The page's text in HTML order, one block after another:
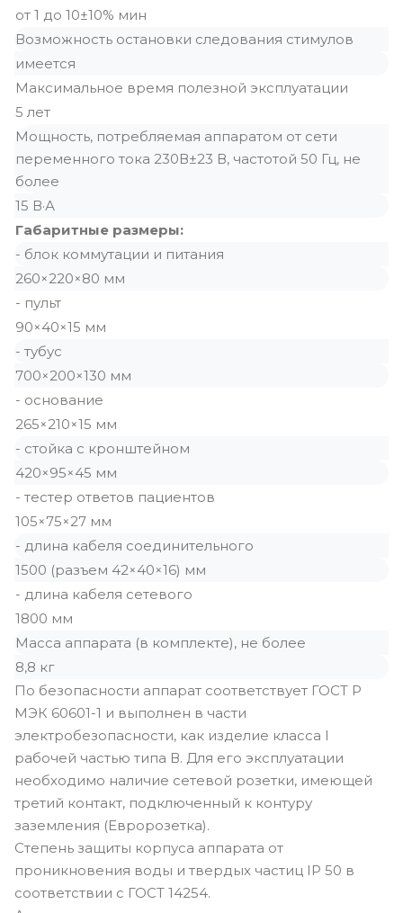
от 1 до 10±10% мин
Возможность остановки следования стимулов
имеется
Максимальное время полезной эксплуатации
5 лет
Мощность, потребляемая аппаратом от сети
переменного тока 230В±23 В, частотой 50 Гц, не
более
15 В·А
Габаритные размеры:
- блок коммутации и питания
260×220×80 мм
- пульт
90×40×15 мм
- тубус
700×200×130 мм
- основание
265×210×15 мм
- стойка с кронштейном
420×95×45 мм
- тестер ответов пациентов
105×75×27 мм
- длина кабеля соединительного
1500 (разъем 42×40×16) мм
- длина кабеля сетевого
1800 мм
Масса аппарата (в комплекте), не более
8,8 кг
По безопасности аппарат соответствует ГОСТ Р
МЭК 60601-1 и выполнен в части
электробезопасности, как изделие класса I
рабочей частью типа В. Для его эксплуатации
необходимо наличие сетевой розетки, имеющей
третий контакт, подключенный к контуру
заземления (Евророзетка).
Степень защиты корпуса аппарата от
проникновения воды и твердых частиц IP 50 в
соответствии с ГОСТ 14254.